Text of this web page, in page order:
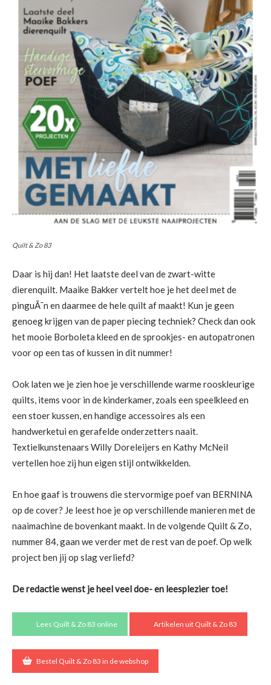
Quilt & Zo 83
Daar is hij dan! Het laatste deel van de zwart-witte
dierenquilt. Maaike Bakker vertelt hoe je het deel met de
pinguÃ¯n en daarmee de hele quilt af maakt! Kun je geen
genoeg krijgen van de paper piecing techniek? Check dan ook
het mooie Borboleta kleed en de sprookjes- en autopatronen
voor op een tas of kussen in dit nummer!
Ook laten we je zien hoe je verschillende warme rooskleurige
quilts, items voor in de kinderkamer, zoals een speelkleed en
een stoer kussen, en handige accessoires als een
handwerketui en gerafelde onderzetters naait.
Textielkunstenaars Willy Doreleijers en Kathy McNeil
vertellen hoe zij hun eigen stijl ontwikkelden.
En hoe gaaf is trouwens die stervormige poef van BERNINA
op de cover? Je leest hoe je op verschillende manieren met de
naaimachine de bovenkant maakt. In de volgende Quilt & Zo,
nummer 84, gaan we verder met de rest van de poef. Op welk
project ben jij op slag verliefd?
De redactie wenst je heel veel doe- en leesplezier toe!
Lees Quilt & Zo 83 online Artikelen uit Quilt & Zo 83
Bestel Quilt & Zo 83 in de webshop